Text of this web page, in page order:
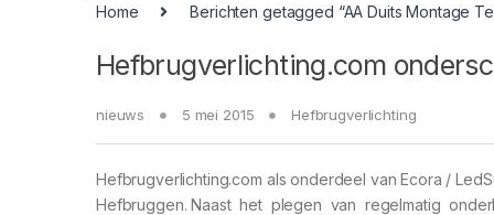
Home Berichten getagged “AA Duits Montage
Hefbrugverlichting.com
nieuws 5 mei 2015 Hefbrugverlichting
Hefbrugverlichting.com als onderdeel van Ecora /
Hefbruggen. Naast het plegen van regelmatig